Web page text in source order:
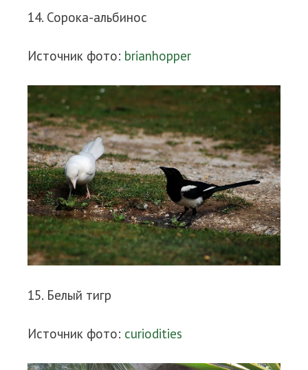
14. Сорока-альбинос
Источник фото: brianhopper
15. Белый тигр
Источник фото: curiodities